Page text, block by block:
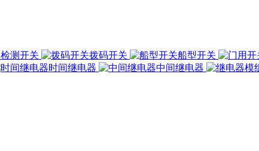
检测开关 拨码开关 船型开关
时间继电器 中间继电器